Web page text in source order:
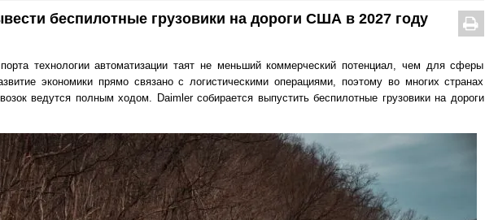
беспилотные грузовики на дороги США в 2027 году
технологии автоматизации таят не меньший коммерческий потенциал, чем для сферы
экономики прямо связано с логистическими операциями, поэтому во многих странах
ведутся полным ходом. Daimler собирается выпустить беспилотные грузовики на дороги